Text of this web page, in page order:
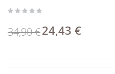
34,90 € Sonderpreis
24,43 €